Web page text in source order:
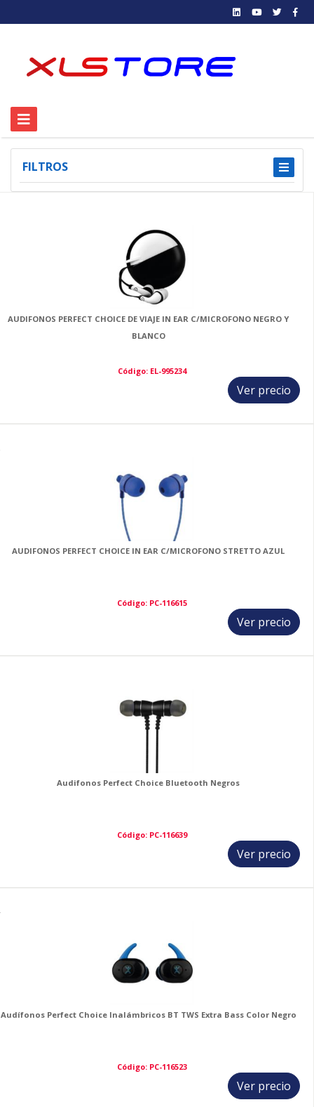
FILTROS
AUDIFONOS PERFECT CHOICE DE VIAJE IN EAR C/MICROFONO NEGRO Y
BLANCO
Código: EL-995234
Ver precio
AUDIFONOS PERFECT CHOICE IN EAR C/MICROFONO STRETTO AZUL
Código: PC-116615
Ver precio
Audifonos Perfect Choice Bluetooth Negros
Código: PC-116639
Ver precio
Audífonos Perfect Choice Inalámbricos BT TWS Extra Bass Color Negro
Código: PC-116523
Ver precio